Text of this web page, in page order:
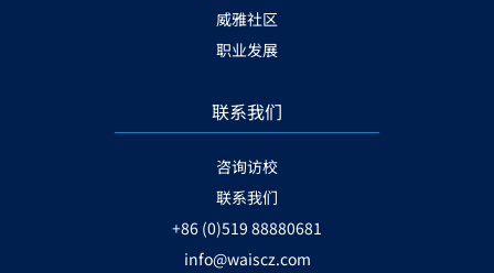
威雅社区
职业发展
联系我们
咨询访校
联系我们
+86 (0)519 88880681
info@waiscz.com